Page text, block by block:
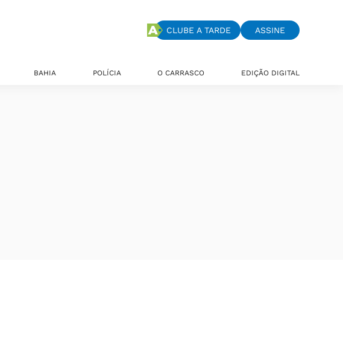
CLUBE A TARDE ASSINE
BAHIA POLÍCIA O CARRASCO EDIÇÃO DIGITAL